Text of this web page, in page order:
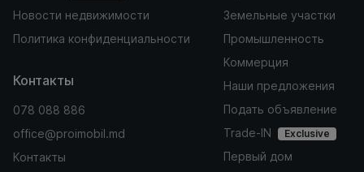
Новости недвижимости
Политика конфиденциальности
Земельные участки
Промышленность
Коммерция
Наши предложения
Подать объявление
Trade-IN
Exclusive
Первый дом
Контакты
078 088 886
office@proimobil.md
Контакты